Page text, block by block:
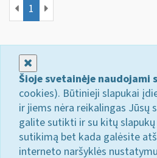
1
Šioje svetainėje naudojami
cookies). Būtinieji slapukai
ir jiems nėra reikalingas Jūsų
galite sutikti ir su kitų slapukų
sutikimą bet kada galėsite
interneto naršyklės